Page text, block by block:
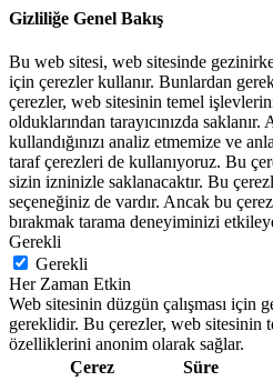
Gizliliğe Genel Bakış
Bu web sitesi, web sitesinde
için çerezler kullanır. Bunlardan
çerezler, web sitesinin temel
olduklarından tarayıcınızda
kullandığınızı analiz etmemize ve
taraf çerezleri de kullanıyoruz. Bu
sizin izninizle saklanacaktır. Bu
seçeneğiniz de vardır. Ancak bu
bırakmak tarama deneyiminizi
Gerekli
Gerekli
Her Zaman Etkin
Web sitesinin düzgün çalışması için
gereklidir. Bu çerezler, web sitesinin
özelliklerini anonim olarak sağlar.
Çerez
Süre